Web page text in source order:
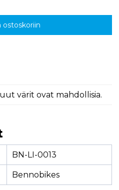
ostoskoriin
värit ovat mahdollisia.
BN-LI-0013
Bennobikes